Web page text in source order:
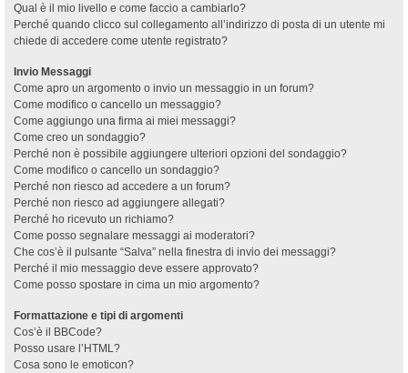
Qual è il mio livello e come faccio a cambiarlo?
Perché quando clicco sul collegamento all’indirizzo di posta di un utente mi
chiede di accedere come utente registrato?
Invio Messaggi
Come apro un argomento o invio un messaggio in un forum?
Come modifico o cancello un messaggio?
Come aggiungo una firma ai miei messaggi?
Come creo un sondaggio?
Perché non è possibile aggiungere ulteriori opzioni del sondaggio?
Come modifico o cancello un sondaggio?
Perché non riesco ad accedere a un forum?
Perché non riesco ad aggiungere allegati?
Perché ho ricevuto un richiamo?
Come posso segnalare messaggi ai moderatori?
Che cos’è il pulsante “Salva” nella finestra di invio dei messaggi?
Perché il mio messaggio deve essere approvato?
Come posso spostare in cima un mio argomento?
Formattazione e tipi di argomenti
Cos’è il BBCode?
Posso usare l’HTML?
Cosa sono le emoticon?